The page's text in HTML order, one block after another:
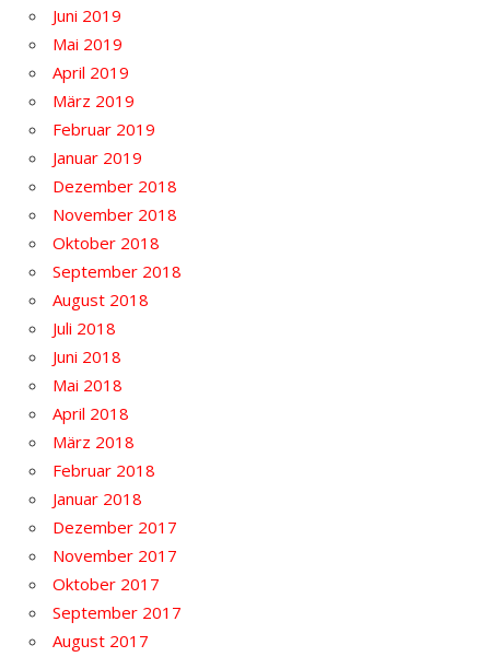
Juni 2019
Mai 2019
April 2019
März 2019
Februar 2019
Januar 2019
Dezember 2018
November 2018
Oktober 2018
September 2018
August 2018
Juli 2018
Juni 2018
Mai 2018
April 2018
März 2018
Februar 2018
Januar 2018
Dezember 2017
November 2017
Oktober 2017
September 2017
August 2017